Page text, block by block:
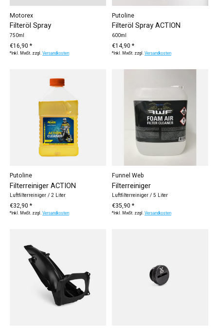
Motorex
Filteröl Spray
750ml
€16,90 *
*Inkl. MwSt. zzgl.Versandkosten
Putoline
Filteröl Spray ACTION
600ml
€14,90 *
*Inkl. MwSt. zzgl.Versandkosten
Putoline
Filterreiniger ACTION
Luftfilterreiniger / 2 Liter
€32,90 *
*Inkl. MwSt. zzgl.Versandkosten
Funnel Web
Filterreiniger
Luftfilterreiniger / 5 Liter
€35,90 *
*Inkl. MwSt. zzgl.Versandkosten